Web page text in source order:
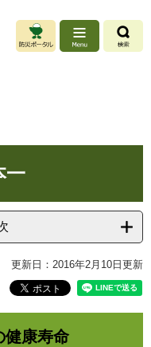
一
更新日：2016年2月10日更新
康寿命